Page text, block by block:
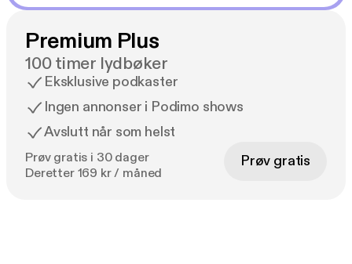
Premium Plus
100 timer lydbøker
Eksklusive podkaster
Ingen annonser i Podimo shows
Avslutt når som helst
Prøv gratis i 30 dager
Deretter 169 kr / måned
Prøv gratis